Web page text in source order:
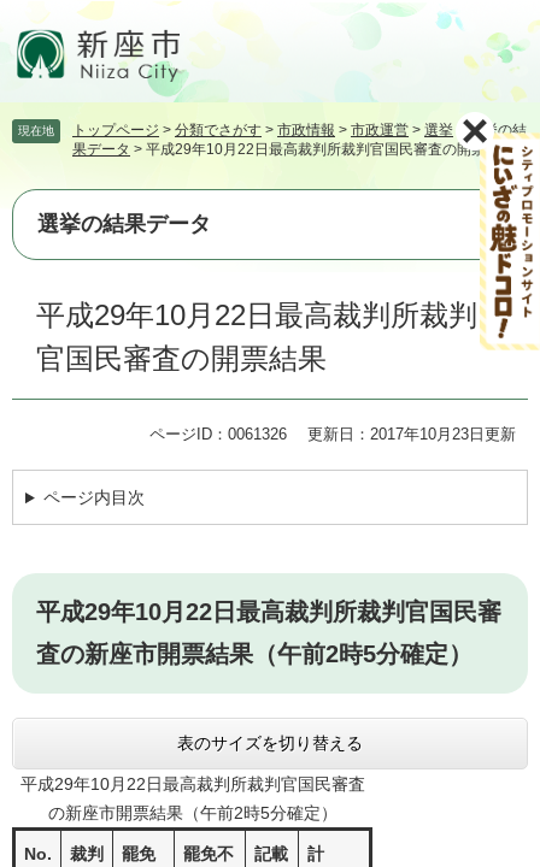
頭
す。
飛
て
本
現在地 トップページ > 分類でさがす > 市政情報 > 市政運営 > 選挙>選挙の結
果データ > 平成29年10月22日最高裁判所裁判官国民審査の開票結果
選挙の結果データ
平成29年10月22日最高裁判所裁判
官国民審査の開票結果
ページID：0061326 更新日：2017年10月23日更新
ページ内目次
平成29年10月22日最高裁判所裁判官国民審
査の新座市開票結果（午前2時5分確定）
表のサイズを切り替える
平成29年10月22日最高裁判所裁判官国民審査
の新座市開票結果（午前2時5分確定）
No.
裁判
罷免
罷免不
記載
計